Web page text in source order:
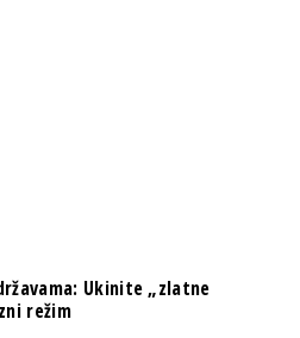
Ukinite „zlatne
režim